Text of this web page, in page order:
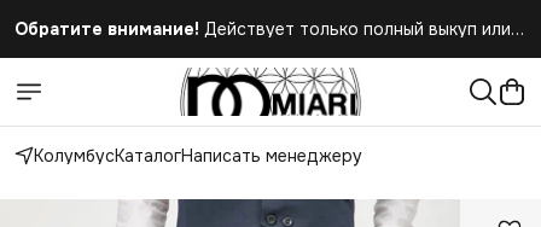
Обратите внимание! Действует только полный выкуп или
КолумбусКаталогНаписать менеджеру